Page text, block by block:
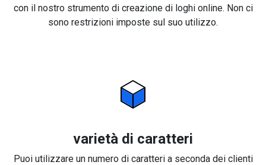
con il nostro strumento di creazione di loghi online. Non ci
sono restrizioni imposte sul suo utilizzo.
varietà di caratteri
Puoi utilizzare un numero di caratteri a seconda dei clienti